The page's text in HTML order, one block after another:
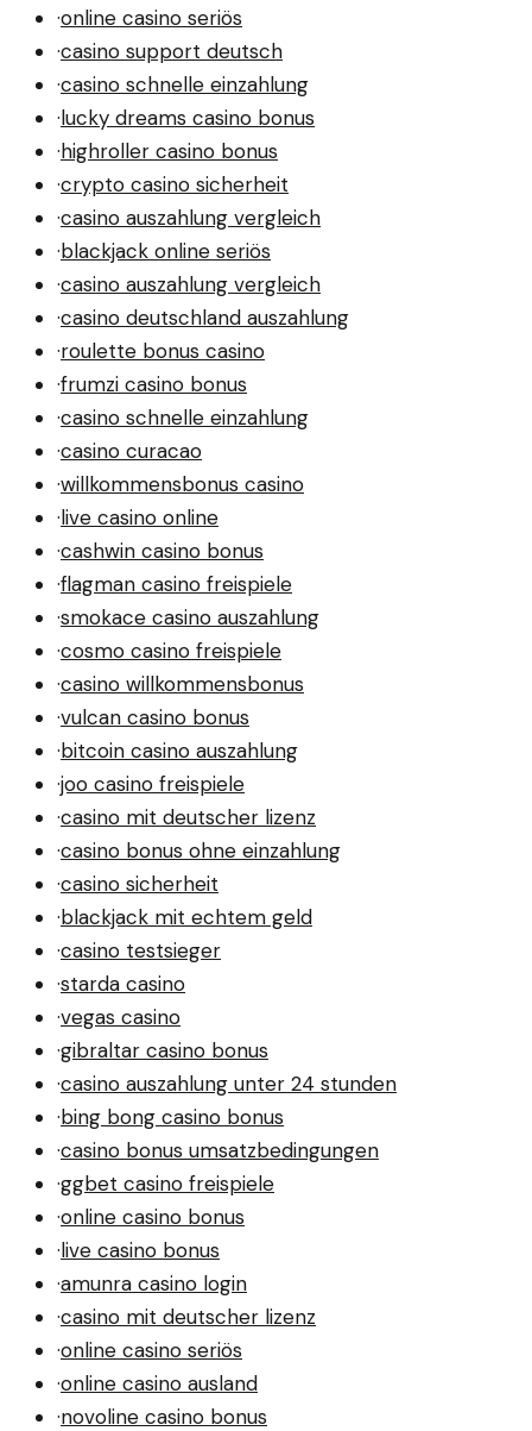
·online casino seriös
·casino support deutsch
·casino schnelle einzahlung
·lucky dreams casino bonus
·highroller casino bonus
·crypto casino sicherheit
·casino auszahlung vergleich
·blackjack online seriös
·casino auszahlung vergleich
·casino deutschland auszahlung
·roulette bonus casino
·frumzi casino bonus
·casino schnelle einzahlung
·casino curacao
·willkommensbonus casino
·live casino online
·cashwin casino bonus
·flagman casino freispiele
·smokace casino auszahlung
·cosmo casino freispiele
·casino willkommensbonus
·vulcan casino bonus
·bitcoin casino auszahlung
·joo casino freispiele
·casino mit deutscher lizenz
·casino bonus ohne einzahlung
·casino sicherheit
·blackjack mit echtem geld
·casino testsieger
·starda casino
·vegas casino
·gibraltar casino bonus
·casino auszahlung unter 24 stunden
·bing bong casino bonus
·casino bonus umsatzbedingungen
·ggbet casino freispiele
·online casino bonus
·live casino bonus
·amunra casino login
·casino mit deutscher lizenz
·online casino seriös
·online casino ausland
·novoline casino bonus